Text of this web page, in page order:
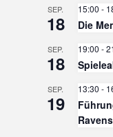
SEP.
18
15:00 -
Die
SEP.
18
19:00 -
SEP.
19
13:30 -